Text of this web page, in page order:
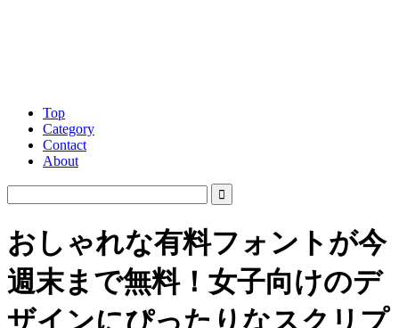
Top
Category
Contact
About
おしゃれな有料フォントが今
週末まで無料！女子向けのデ
ザインにぴったりなスクリプ